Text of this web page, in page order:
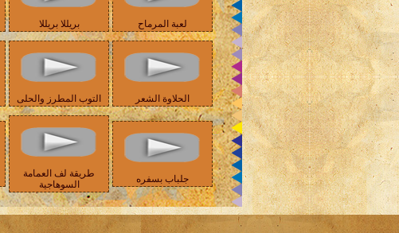
لعبة المرماح بريللا بريللا
الحلاوة الشعر التوب المطرز والحلى
جلباب بسفره
طريقة لف العمامة
السوهاجية